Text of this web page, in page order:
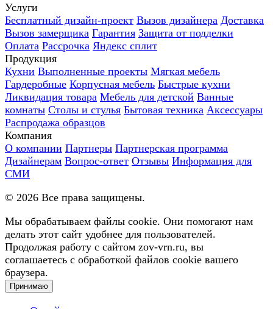
Услуги
Бесплатный дизайн-проект Вызов дизайнера Доставка
Вызов замерщика Гарантия Защита от подделки
Оплата Рассрочка Яндекс сплит
Продукция
Кухни Выполненные проекты Мягкая мебель
Гардеробные Корпусная мебель Быстрые кухни
Ликвидация товара Мебель для детской Ванные
комнаты Столы и стулья Бытовая техника Аксессуары
Распродажа образцов
Компания
О компании Партнеры Партнерская программа
Дизайнерам Вопрос-ответ Отзывы Информация для
СМИ
© 2026 Все права защищены.
Мы обрабатываем файлы cookie. Они помогают нам
делать этот сайт удобнее для пользователей.
Продолжая работу с сайтом zov-vrn.ru, вы
соглашаетесь с обработкой файлов cookie вашего
браузера.
Принимаю